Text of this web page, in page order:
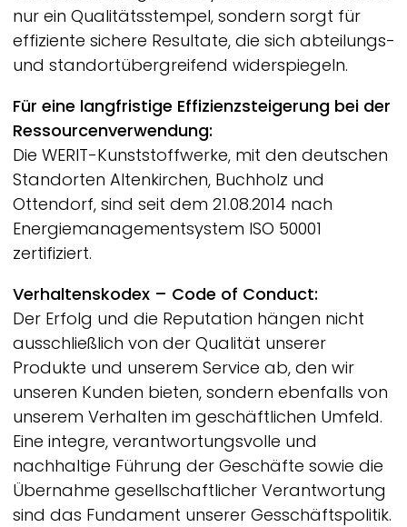
nur ein Qualitätsstempel, sondern sorgt für
effiziente sichere Resultate, die sich abteilungs-
und standortübergreifend widerspiegeln.
Für eine langfristige Effizienzsteigerung bei der
Ressourcenverwendung:
Die WERIT-Kunststoffwerke, mit den deutschen
Standorten Altenkirchen, Buchholz und
Ottendorf, sind seit dem 21.08.2014 nach
Energiemanagementsystem ISO 50001
zertifiziert.
Verhaltenskodex – Code of Conduct:
Der Erfolg und die Reputation hängen nicht
ausschließlich von der Qualität unserer
Produkte und unserem Service ab, den wir
unseren Kunden bieten, sondern ebenfalls von
unserem Verhalten im geschäftlichen Umfeld.
Eine integre, verantwortungsvolle und
nachhaltige Führung der Geschäfte sowie die
Übernahme gesellschaftlicher Verantwortung
sind das Fundament unserer Gesschäftspolitik.